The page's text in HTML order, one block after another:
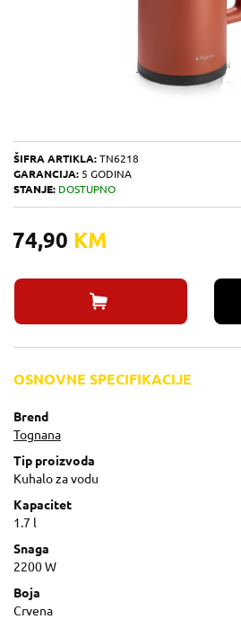
ŠIFRA ARTIKLA: TN6218
GARANCIJA: 5 GODINA
STANJE: DOSTUPNO
74,90 KM
OSNOVNE SPECIFIKACIJE
Brend
Tognana
Tip proizvoda
Kuhalo za vodu
Kapacitet
1.7 l
Snaga
2200 W
Boja
Crvena